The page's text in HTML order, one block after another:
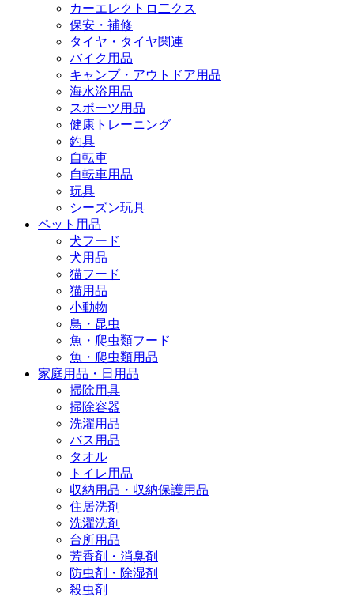
カーエレクトロ二クス
保安・補修
タイヤ・タイヤ関連
バイク用品
キャンプ・アウトドア用品
海水浴用品
スポーツ用品
健康トレーニング
釣具
自転車
自転車用品
玩具
シーズン玩具
ペット用品
犬フード
犬用品
猫フード
猫用品
小動物
鳥・昆虫
魚・爬虫類フード
魚・爬虫類用品
家庭用品・日用品
掃除用具
掃除容器
洗濯用品
バス用品
タオル
トイレ用品
収納用品・収納保護用品
住居洗剤
洗濯洗剤
台所用品
芳香剤・消臭剤
防虫剤・除湿剤
殺虫剤